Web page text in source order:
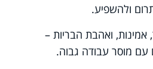
ולהשפיע.
אמינות, ואהבת הבריות –
עם מוסר עבודה גבוה.